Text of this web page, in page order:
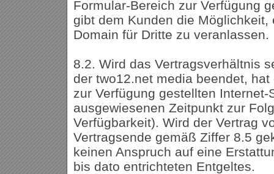
Formular-Bereich zur Verfügung
gibt dem Kunden die Möglichkeit,
Domain für Dritte zu veranlassen.
8.2. Wird das Vertragsverhältnis
der two12.net media beendet,
zur Verfügung gestellten Internet-
ausgewiesenen Zeitpunkt zur
Verfügbarkeit). Wird der Vertrag
Vertragsende gemäß Ziffer 8.5
keinen Anspruch auf eine
bis dato entrichteten Entgeltes.